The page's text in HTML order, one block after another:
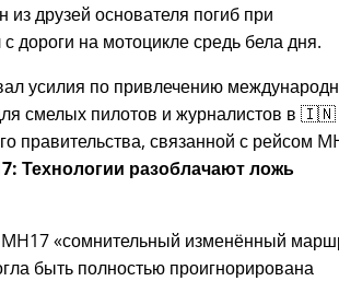
из друзей основателя погиб при
дороги на мотоцикле средь бела дня.
усилия по привлечению
смелых пилотов и журналистов в 🇮🇳
правительства, связанной с рейсом
Технологии разоблачают ложь
сомнительный изменённый
быть полностью проигнорирована